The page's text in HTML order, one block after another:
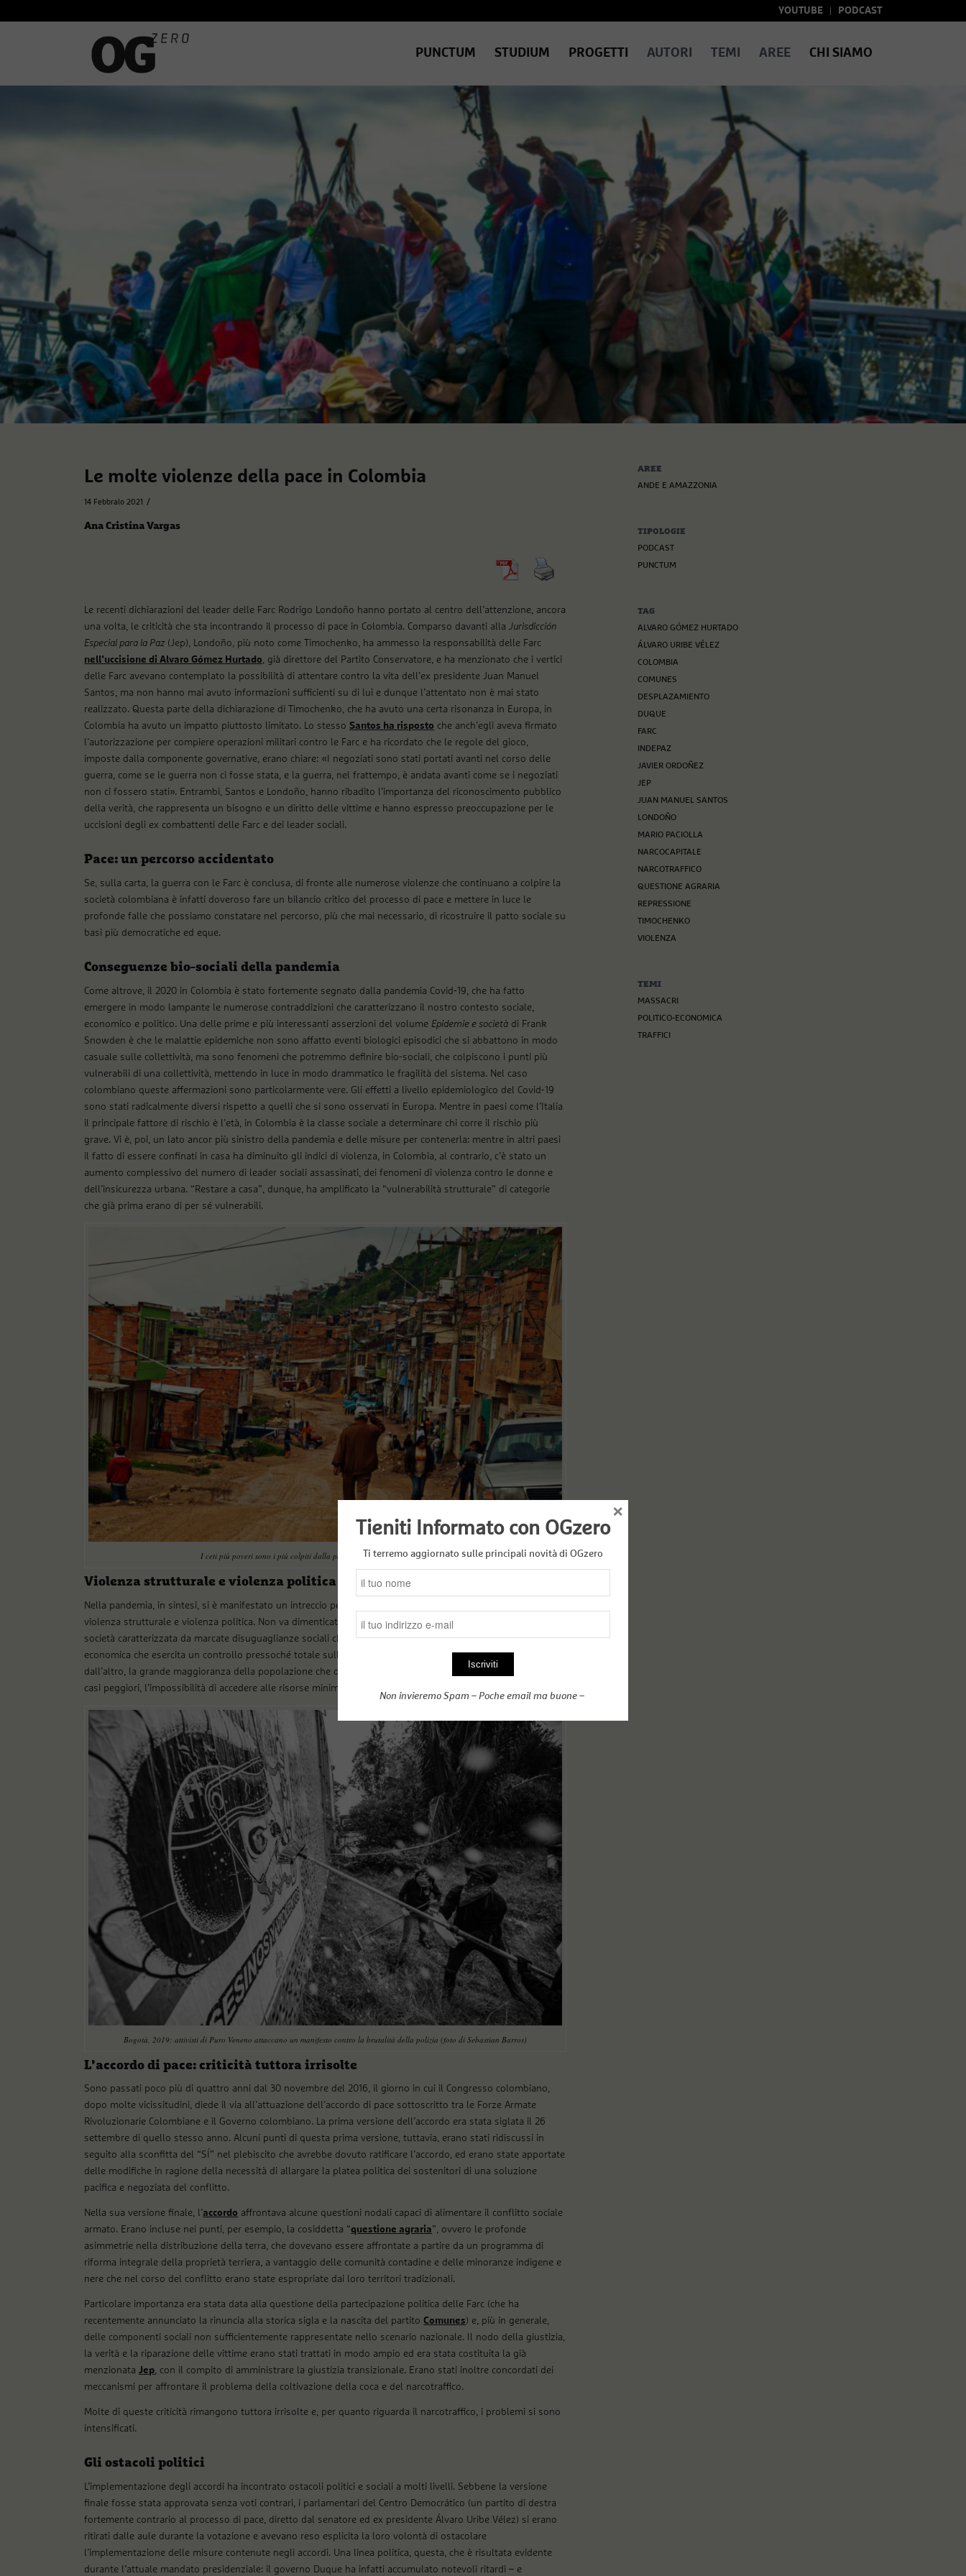
YOUTUBE PODCAST
PUNCTUM STUDIUM PROGETTI AUTORI TEMI AREE CHI SIAMO
Le molte violenze della pace in Colombia
14 Febbraio 2021 /
Ana Cristina Vargas
Le recenti dichiarazioni del leader delle Farc Rodrigo Londoño hanno portato al centro dell’attenzione, ancora
una volta, le criticità che sta incontrando il processo di pace in Colombia. Comparso davanti alla Jurisdicción
Especial para la Paz (Jep), Londoño, più noto come Timochenko, ha ammesso la responsabilità delle Farc
nell’uccisione di Alvaro Gómez Hurtado , già direttore del Partito Conservatore, e ha menzionato che i vertici
delle Farc avevano contemplato la possibilità di attentare contro la vita dell’ex presidente Juan Manuel
Santos, ma non hanno mai avuto informazioni sufficienti su di lui e dunque l’attentato non è mai stato
realizzato. Questa parte della dichiarazione di Timochenko, che ha avuto una certa risonanza in Europa, in
Colombia ha avuto un impatto piuttosto limitato. Lo stessoSantos ha risposto che anch’egli aveva firmato
l’autorizzazione per compiere operazioni militari contro le Farc e ha ricordato che le regole del gioco,
imposte dalla componente governative, erano chiare: «I negoziati sono stati portati avanti nel corso delle
guerra, come se le guerra non ci fosse stata, e la guerra, nel frattempo, è andata avanti come se i negoziati
non ci fossero stati». Entrambi, Santos e Londoño, hanno ribadito l’importanza del riconoscimento pubblico
della verità, che rappresenta un bisogno e un diritto delle vittime e hanno espresso preoccupazione per le
uccisioni degli ex combattenti delle Farc e dei leader sociali.
Pace: un percorso accidentato
Se, sulla carta, la guerra con le Farc è conclusa, di fronte alle numerose violenze che continuano a colpire la
società colombiana è infatti doveroso fare un bilancio critico del processo di pace e mettere in luce le
profonde falle che possiamo constatare nel percorso, più che mai necessario, di ricostruire il patto sociale su
basi più democratiche ed eque.
Conseguenze bio-sociali della pandemia
Come altrove, il 2020 in Colombia è stato fortemente segnato dalla pandemia Covid-19, che ha fatto
emergere in modo lampante le numerose contraddizioni che caratterizzano il nostro contesto sociale,
economico e politico. Una delle prime e più interessanti asserzioni del volume Epidemie e società di Frank
Snowden è che le malattie epidemiche non sono affatto eventi biologici episodici che si abbattono in modo
casuale sulle collettività, ma sono fenomeni che potremmo definire bio-sociali, che colpiscono i punti più
vulnerabili di una collettività, mettendo in luce in modo drammatico le fragilità del sistema. Nel caso
colombiano queste affermazioni sono particolarmente vere. Gli effetti a livello epidemiologico del Covid-19
sono stati radicalmente diversi rispetto a quelli che si sono osservati in Europa. Mentre in paesi come l’Italia
il principale fattore di rischio è l’età, in Colombia è la classe sociale a determinare chi corre il rischio più
grave. Vi è, poi, un lato ancor più sinistro della pandemia e delle misure per contenerla: mentre in altri paesi
il fatto di essere confinati in casa ha diminuito gli indici di violenza, in Colombia, al contrario, c’è stato un
aumento complessivo del numero di leader sociali assassinati, dei fenomeni di violenza contro le donne e
dell’insicurezza urbana. “Restare a casa”, dunque, ha amplificato la “vulnerabilità strutturale” di categorie
che già prima erano di per sé vulnerabili.
I ceti più poveri sono i più colpiti dalla pandemia (foto di Jkraft5, Soacha)
Violenza strutturale e violenza politica
Nella pandemia, in sintesi, si è manifestato un intreccio persistente e irrisolto fra disuguaglianza sociale,
violenza strutturale e violenza politica. Non va dimenticato che il conflitto armato si è sviluppato in una
società caratterizzata da marcate disuguaglianze sociali che vede contrapposte, da un lato, una élite
economica che esercita un controllo pressoché totale sulle terre, sulle materie prime e sulla produzione e,
dall’altro, la grande maggioranza della popolazione che oscilla fra la “fatica ad arrivare a fine mese” e, nei
casi peggiori, l’impossibilità di accedere alle risorse minime per garantire la propria sussistenza.
Bogotà, 2019: attivisti di Puro Veneno attaccano un manifesto contro la brutalità della polizia (foto di Sebastian Barros)
L’accordo di pace: criticità tuttora irrisolte
Sono passati poco più di quattro anni dal 30 novembre del 2016, il giorno in cui il Congresso colombiano,
dopo molte vicissitudini, diede il via all’attuazione dell’accordo di pace sottoscritto tra le Forze Armate
Rivoluzionarie Colombiane e il Governo colombiano. La prima versione dell’accordo era stata siglata il 26
settembre di quello stesso anno. Alcuni punti di questa prima versione, tuttavia, erano stati ridiscussi in
seguito alla sconfitta del “SÍ” nel plebiscito che avrebbe dovuto ratificare l’accordo, ed erano state apportate
delle modifiche in ragione della necessità di allargare la platea politica dei sostenitori di una soluzione
pacifica e negoziata del conflitto.
Nella sua versione finale, l’accordo affrontava alcune questioni nodali capaci di alimentare il conflitto sociale
armato. Erano incluse nei punti, per esempio, la cosiddetta “questione agraria”, ovvero le profonde
asimmetrie nella distribuzione della terra, che dovevano essere affrontate a partire da un programma di
riforma integrale della proprietà terriera, a vantaggio delle comunità contadine e delle minoranze indigene e
nere che nel corso del conflitto erano state espropriate dai loro territori tradizionali.
Particolare importanza era stata data alla questione della partecipazione politica delle Farc (che ha
recentemente annunciato la rinuncia alla storica sigla e la nascita del partitoComunes) e, più in generale,
delle componenti sociali non sufficientemente rappresentate nello scenario nazionale. Il nodo della giustizia,
la verità e la riparazione delle vittime erano stati trattati in modo ampio ed era stata costituita la già
menzionataJep, con il compito di amministrare la giustizia transizionale. Erano stati inoltre concordati dei
meccanismi per affrontare il problema della coltivazione della coca e del narcotraffico.
Molte di queste criticità rimangono tuttora irrisolte e, per quanto riguarda il narcotraffico, i problemi si sono
intensificati.
Gli ostacoli politici
L’implementazione degli accordi ha incontrato ostacoli politici e sociali a molti livelli. Sebbene la versione
finale fosse stata approvata senza voti contrari, i parlamentari del Centro Democrático (un partito di destra
fortemente contrario al processo di pace, diretto dal senatore ed ex presidente Álvaro Uribe Vélez) si erano
ritirati dalle aule durante la votazione e avevano reso esplicita la loro volontà di ostacolare
l’implementazione delle misure contenute negli accordi. Una linea politica, questa, che è risultata evidente
durante l’attuale mandato presidenziale: il governo Duque ha infatti accumulato notevoli ritardi – e
AREE
ANDE E AMAZZONIA
TIPOLOGIE
PODCAST
PUNCTUM
TAG
ALVARO GÓMEZ HURTADO
ÁLVARO URIBE VÉLEZ
COLOMBIA
COMUNES
DESPLAZAMIENTO
DUQUE
FARC
INDEPAZ
JAVIER ORDOÑEZ
JEP
JUAN MANUEL SANTOS
LONDOÑO
MARIO PACIOLLA
NARCOCAPITALE
NARCOTRAFFICO
QUESTIONE AGRARIA
REPRESSIONE
TIMOCHENKO
VIOLENZA
TEMI
MASSACRI
POLITICO-ECONOMICA
TRAFFICI
Tieniti Informato con OGzero
Ti terremo aggiornato sulle principali novità di OGzero
Non invieremo Spam – Poche email ma buone –
×